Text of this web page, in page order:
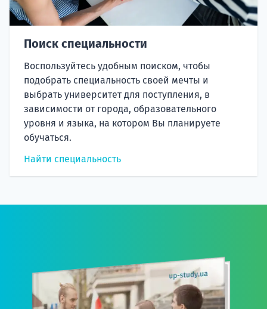
Поиск специальности
Воспользуйтесь удобным поиском, чтобы
подобрать специальность своей мечты и
выбрать университет для поступления, в
зависимости от города, образовательного
уровня и языка, на котором Вы планируете
обучаться.
Найти специальность